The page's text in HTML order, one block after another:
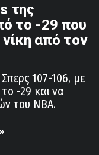
της
το -29 που
από τον
107-106, με
-29 και να
του NBA.